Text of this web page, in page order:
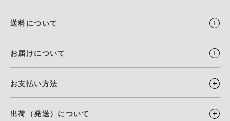
送料について
お届けについて
お支払い方法
出荷（発送）について